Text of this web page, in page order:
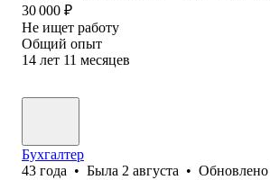
30 000 ₽
Не ищет работу
Общий опыт
14 лет 11 месяцев
Бухгалтер
43 года • Была 2 августа • Обновлено